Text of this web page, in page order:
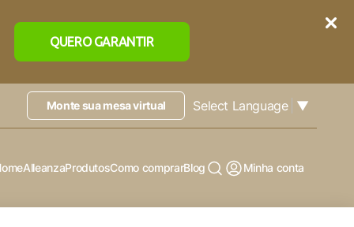
QUERO GARANTIR
Monte sua mesa virtual Select Language ▼
AlleanzaProdutosComo comprarBlog Minha conta